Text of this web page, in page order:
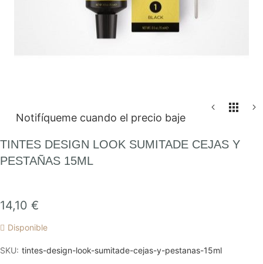
comienzo
de
Notifíqueme cuando el precio baje
TINTES DESIGN LOOK SUMITADE CEJAS Y
PESTAÑAS 15ML
14,10 €
Disponible
SKU tintes-design-look-sumitade-cejas-y-pestanas-15ml